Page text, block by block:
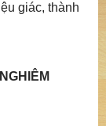
giác, thành